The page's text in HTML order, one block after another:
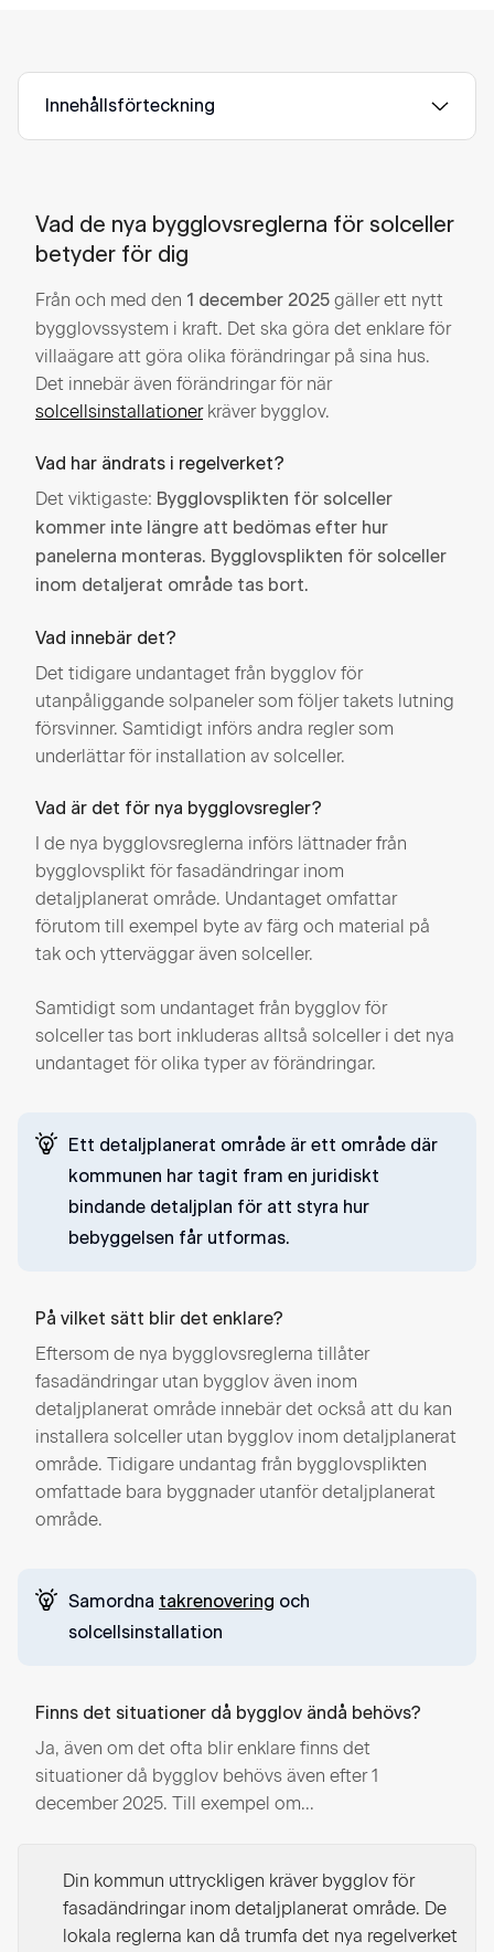
Innehållsförteckning
Vad de nya bygglovsreglerna för solceller
betyder för dig
Från och med den 1 december 2025 gäller ett nytt
bygglovssystem i kraft. Det ska göra det enklare för
villaägare att göra olika förändringar på sina hus.
Det innebär även förändringar för när
solcellsinstallationerkräver bygglov.
Vad har ändrats i regelverket?
Det viktigaste: Bygglovsplikten för solceller
kommer inte längre att bedömas efter hur
panelerna monteras. Bygglovsplikten för solceller
inom detaljerat område tas bort.
Vad innebär det?
Det tidigare undantaget från bygglov för
utanpåliggande solpaneler som följer takets lutning
försvinner. Samtidigt införs andra regler som
underlättar för installation av solceller.
Vad är det för nya bygglovsregler?
I de nya bygglovsreglerna införs lättnader från
bygglovsplikt för fasadändringar inom
detaljplanerat område. Undantaget omfattar
förutom till exempel byte av färg och material på
tak och ytterväggar även solceller.
Samtidigt som undantaget från bygglov för
solceller tas bort inkluderas alltså solceller i det nya
undantaget för olika typer av förändringar.
Ett detaljplanerat område är ett område där
kommunen har tagit fram en juridiskt
bindande detaljplan för att styra hur
bebyggelsen får utformas.
På vilket sätt blir det enklare?
Eftersom de nya bygglovsreglerna tillåter
fasadändringar utan bygglov även inom
detaljplanerat område innebär det också att du kan
installera solceller utan bygglov inom detaljplanerat
område. Tidigare undantag från bygglovsplikten
omfattade bara byggnader utanför detaljplanerat
område.
Samordna takrenovering och
solcellsinstallation
Finns det situationer då bygglov ändå behövs?
Ja, även om det ofta blir enklare finns det
situationer då bygglov behövs även efter 1
december 2025. Till exempel om...
Din kommun uttryckligen kräver bygglov för
fasadändringar inom detaljplanerat område. De
lokala reglerna kan då trumfa det nya regelverket